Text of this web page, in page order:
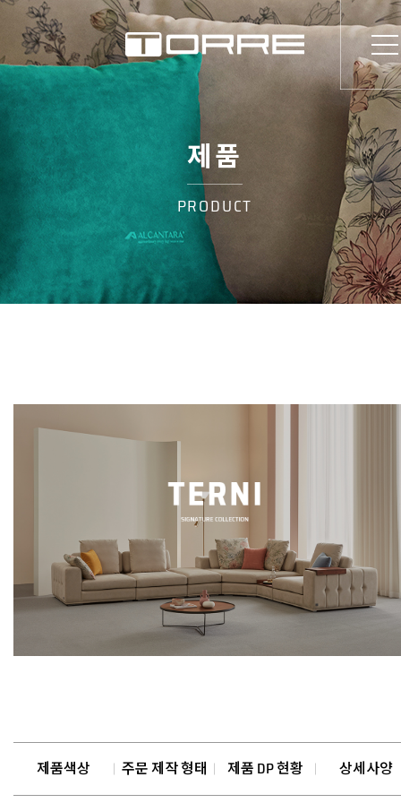
제품
PRODUCT
제품색상 주문 제작 형태 제품 DP 현황 상세사양